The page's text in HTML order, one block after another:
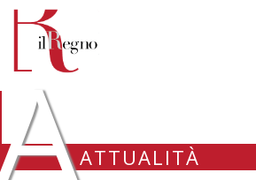
ATTUALITÀ